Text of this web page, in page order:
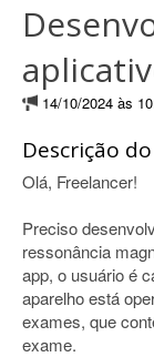
14/10/2024 às
Descrição
Olá, Freelancer!
Preciso
ressonância
app, o usuário é
aparelho está
exames, que
exame.